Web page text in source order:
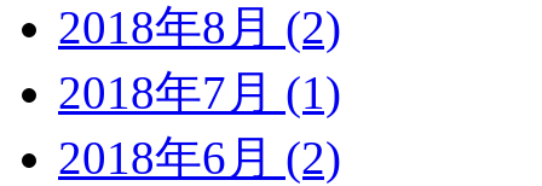
2018年8月 (2)
2018年7月 (1)
2018年6月 (2)